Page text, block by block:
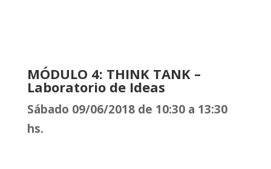
MÓDULO 4: THINK TANK –
Laboratorio de Ideas
Sábado 09/06/2018 de 10:30 a 13:30
hs.